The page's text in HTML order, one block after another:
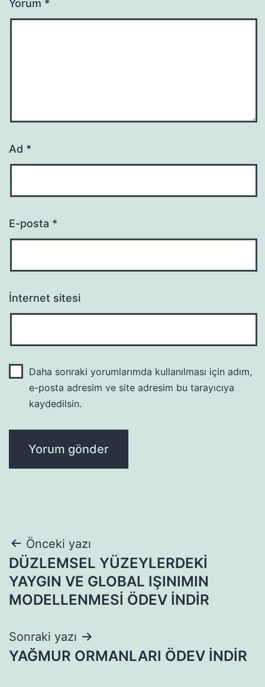
Yorum *
Ad *
E-posta *
İnternet sitesi
Daha sonraki yorumlarımda kullanılması için adım,
e-posta adresim ve site adresim bu tarayıcıya
kaydedilsin.
Yazı
gezinmesi
Önceki yazı
DÜZLEMSEL YÜZEYLERDEKİ
YAYGIN VE GLOBAL IŞINIMIN
MODELLENMESİ ÖDEV İNDİR
Sonraki yazı
YAĞMUR ORMANLARI ÖDEV İNDİR